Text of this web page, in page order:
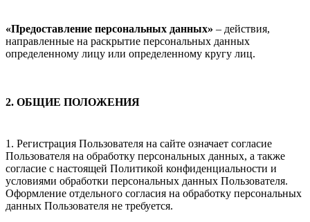
«Предоставление персональных данных» – действия,
направленные на раскрытие персональных данных
определенному лицу или определенному кругу лиц.
2. ОБЩИЕ ПОЛОЖЕНИЯ
1. Регистрация Пользователя на сайте означает согласие
Пользователя на обработку персональных данных, а также
согласие с настоящей Политикой конфиденциальности и
условиями обработки персональных данных Пользователя.
Оформление отдельного согласия на обработку персональных
данных Пользователя не требуется.